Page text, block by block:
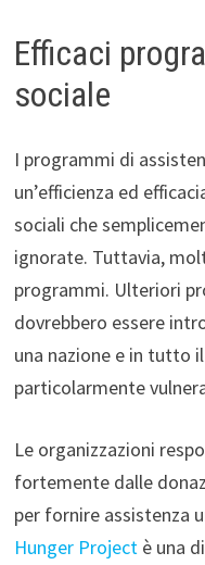
Efficaci
sociale
I programmi di
un’efficienza ed
sociali che
ignorate. Tuttavia,
programmi. Ulteriori
dovrebbero essere
una nazione e in tutto
particolarmente
Le organizzazioni
fortemente dalle
per fornire assistenza
Hunger Projectè una